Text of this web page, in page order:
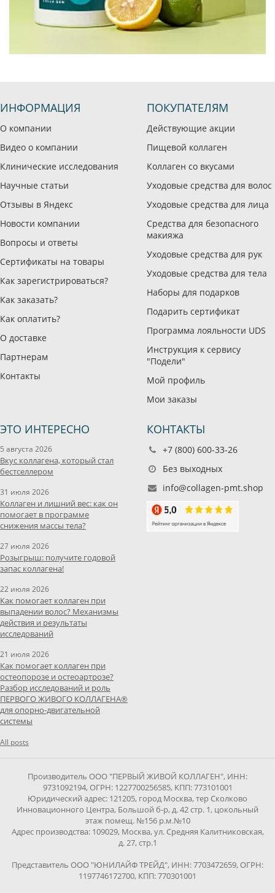
ИНФОРМАЦИЯ
О компании
Видео о компании
Клинические исследования
Научные статьи
Отзывы в Яндекс
Новости компании
Вопросы и ответы
Сертификаты на товары
Как зарегистрироваться?
Как заказать?
Как оплатить?
О доставке
Партнерам
Контакты
ПОКУПАТЕЛЯМ
Действующие акции
Пищевой коллаген
Коллаген со вкусами
Уходовые средства для волос
Уходовые средства для лица
Средства для безопасного
макияжа
Уходовые средства для рук
Уходовые средства для тела
Наборы для подарков
Подарить сертификат
Программа лояльности UDS
Инструкция к сервису
"Подели"
Мой профиль
Мои заказы
ЭТО ИНТЕРЕСНО
5 августа 2026
Вкус коллагена, который стал
бестселлером
31 июля 2026
Коллаген и лишний вес: как он
помогает в программе
снижения массы тела?
27 июля 2026
Розыгрыш: получите годовой
запас коллагена!
22 июля 2026
Как помогает коллаген при
выпадении волос? Механизмы
действия и результаты
исследований
21 июля 2026
Как помогает коллаген при
остеопорозе и остеоартрозе?
Разбор исследований и роль
ПЕРВОГО ЖИВОГО КОЛЛАГЕНА®
для опорно-двигательной
системы
All posts
КОНТАКТЫ
+7 (800) 600-33-26
Без выходных
info@collagen-pmt.shop
Производитель ООО "ПЕРВЫЙ ЖИВОЙ КОЛЛАГЕН", ИНН:
9731092194, ОГРН: 1227700256585, КПП: 773101001
Юридический адрес: 121205, город Москва, тер Сколково
Инновационного Центра, Большой б-р, д. 42 стр. 1, цокольный
этаж помещ. №156 р.м.№10
Адрес производства: 109029, Москва, ул. Средняя Калитниковская,
д. 27, стр.1
Представитель ООО "ЮНИЛАЙФ ТРЕЙД", ИНН: 7703472659, ОГРН:
1197746172700, КПП: 770301001